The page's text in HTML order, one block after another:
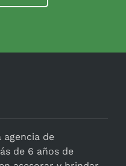
agencia de
de 6 años de